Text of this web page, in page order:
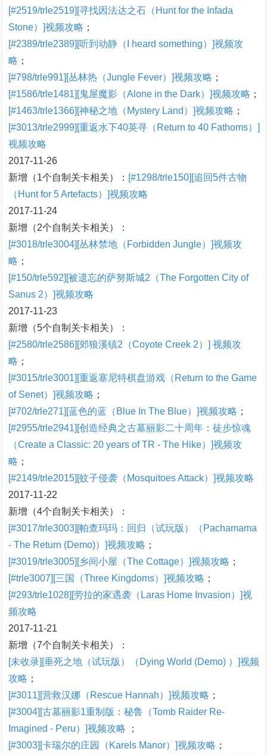
[#2519/trle2519][寻找因法达之石（Hunt for the Infada
Stone）]视频攻略 ；
[#2389/trle2389][听到动静（I heard something）]视频攻
略 ；
[#798/trle991][丛林热（Jungle Fever）]视频攻略 ；
[#1586/trle1481][鬼屋魔影（Alone in the Dark）]视频攻略 ；
[#1463/trle1366][神秘之地（Mystery Land）]视频攻略 ；
[#3013/trle2999][重返水下40英寻（Return to 40 Fathoms）]
视频攻略
2017-11-26
新增（1个自制关卡相关）： [#1298/trle150][追回5件古物
（Hunt for 5 Artefacts）]视频攻略
2017-11-24
新增（2个自制关卡相关）：
[#3018/trle3004][丛林禁地（Forbidden Jungle）]视频攻
略 ；
[#150/trle592][被遗忘的萨努斯城2（The Forgotten City of
Sanus 2）]视频攻略
2017-11-23
新增（5个自制关卡相关）：
[#2580/trle2586][郊狼溪镇2（Coyote Creek 2）] 视频攻
略 ；
[#3015/trle3001][重返塞尼特棋盘游戏（Return to the Game
of Senet）]视频攻略 ；
[#702/trle271][蓝色的蓝（Blue In The Blue）]视频攻略 ；
[#2955/trle2941][创造经典之古墓丽影二十周年：徒步惊魂
（Create a Classic: 20 years of TR - The Hike）]视频攻
略 ；
[#2149/trle2015][蚊子侵袭（Mosquitoes Attack）]视频攻略
2017-11-22
新增（4个自制关卡相关）：
[#3017/trle3003][帕查玛玛：回归（试玩版）（Pachamama
- The Return (Demo)）]视频攻略 ；
[#3019/trle3005][乡间小屋（The Cottage）]视频攻略 ；
[#trle3007][三国（Three Kingdoms）]视频攻略 ；
[#293/trle1028][劳拉的家遇袭（Laras Home Invasion）]视
频攻略
2017-11-21
新增（7个自制关卡相关）：
[未收录][垂死之地（试玩版）（Dying World (Demo) ）]视频
攻略 ；
[#3011][营救汉娜（Rescue Hannah）]视频攻略 ；
[#3004][古墓丽影1重制版：秘鲁（Tomb Raider Re-
Imagined - Peru）]视频攻略
；
[#3003][卡瑞尔的庄园（Karels Manor）]视频攻略 ；